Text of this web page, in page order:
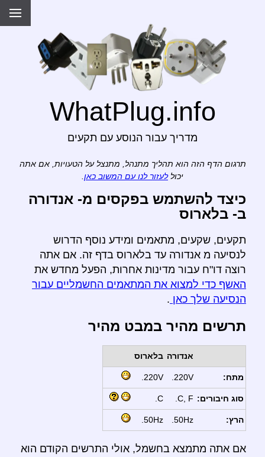
WhatPlug.info
מדריך עבור הנוסע עם תקעים
תרגום הדף הזה הוא תהליך מתנהל, מתנצל על הטעויות, אם אתה
יכוללעזור לנו עם המשוב כאן
כיצד להשתמש בפקסים מ- אנדורה
ב- בלארוס
תקעים, שקעים, מתאמים ומידע נוסף הדרוש
לנסיעה מ אנדורה עד בלארוס בדף זה. אם אתה
רוצה דו"ח עבור מדינות אחרות, הפעל מחדש את
האשף כדי למצוא את המתאמים החשמליים עבור
הנסיעה שלך כאן .
תרשים מהיר במבט מהיר
אנדורה בלארוס
מתח: 220V.
220V.
סוג חיבורים: C, F.
C.
הרץ: 50Hz.
50Hz.
אם אתה מתמצא בחשמל, אולי התרשים הקודם הוא